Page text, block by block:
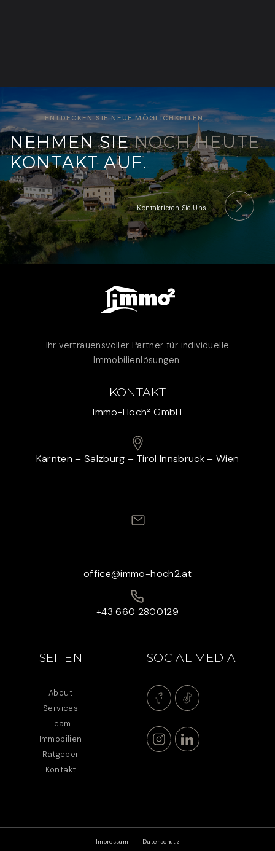
ENTDECKEN SIE NEUE MÖGLICHKEITEN
NEHMEN SIENOCH HEUTE
KONTAKT AUF.
Kontaktieren Sie Uns!
Ihr vertrauensvoller Partner für individuelle
Immobilienlösungen.
KONTAKT
Immo-Hoch² GmbH
Kärnten – Salzburg – Tirol Innsbruck – Wien
office@immo-hoch2.at
+43 660 2800129
SEITEN
About
Services
Team
Immobilien
Ratgeber
Kontakt
SOCIAL MEDIA
Impressum Datenschutz